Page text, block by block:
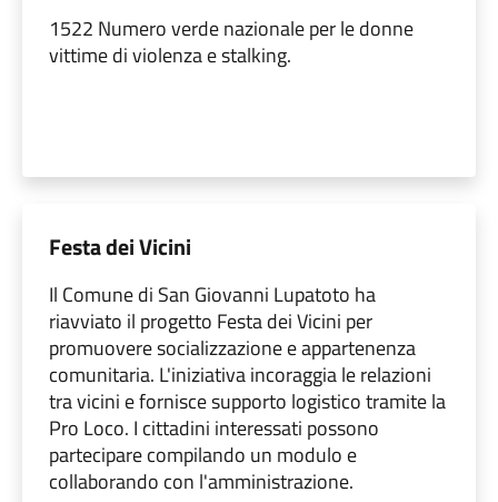
1522 Numero verde nazionale per le donne
vittime di violenza e stalking.
Festa dei Vicini
Il Comune di San Giovanni Lupatoto ha
riavviato il progetto Festa dei Vicini per
promuovere socializzazione e appartenenza
comunitaria. L'iniziativa incoraggia le relazioni
tra vicini e fornisce supporto logistico tramite la
Pro Loco. I cittadini interessati possono
partecipare compilando un modulo e
collaborando con l'amministrazione.